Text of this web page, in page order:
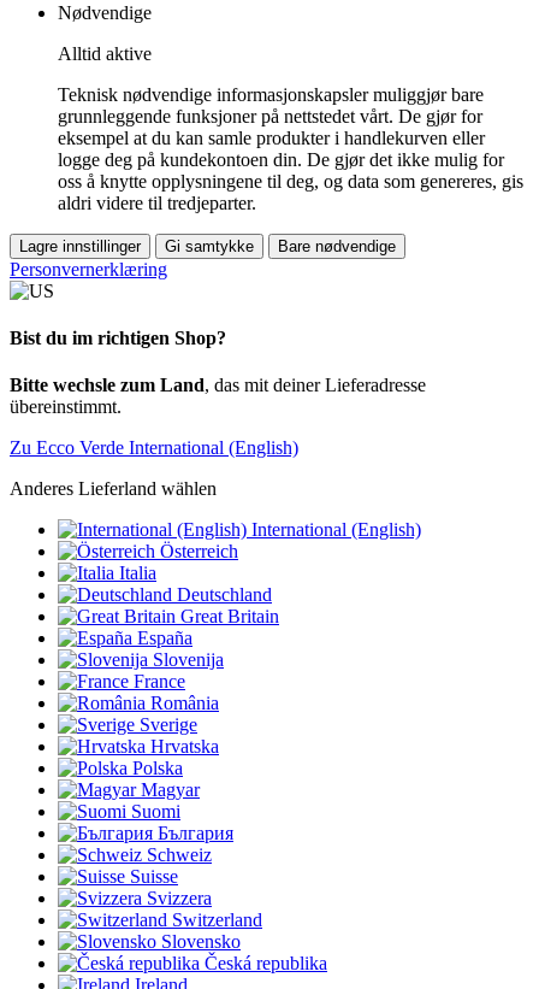
Nødvendige
Alltid aktive
Teknisk nødvendige informasjonskapsler muliggjør bare
grunnleggende funksjoner på nettstedet vårt. De gjør for
eksempel at du kan samle produkter i handlekurven eller
logge deg på kundekontoen din. De gjør det ikke mulig for
oss å knytte opplysningene til deg, og data som genereres, gis
aldri videre til tredjeparter.
Lagre innstillinger Gi samtykke Bare nødvendige
Personvernerklæring
Bist du im richtigen Shop?
Bitte wechsle zum Land, das mit deiner Lieferadresse
übereinstimmt.
Zu Ecco Verde International (English)
Anderes Lieferland wählen
International (English)
Österreich
Italia
Deutschland
Great Britain
España
Slovenija
France
România
Sverige
Hrvatska
Polska
Magyar
Suomi
България
Schweiz
Suisse
Svizzera
Switzerland
Slovensko
Česká republika